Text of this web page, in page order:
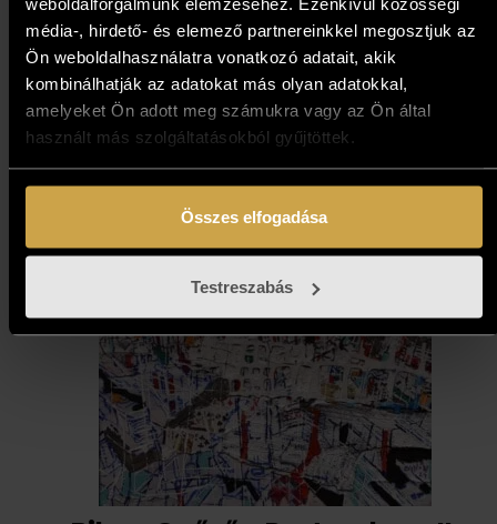
média-, hirdető- és elemező partnereinkkel megosztjuk az
Ön weboldalhasználatra vonatkozó adatait, akik
kombinálhatják az adatokat más olyan adatokkal,
amelyeket Ön adott meg számukra vagy az Ön által
használt más szolgáltatásokból gyűjtöttek.
Összes elfogadása
Testreszabás
471 000Ft
Kosárba teszem